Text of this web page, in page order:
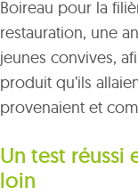
Boireau pour la
restauration, une
jeunes convives,
produit qu’ils
provenaient et
Un test réussi
loin